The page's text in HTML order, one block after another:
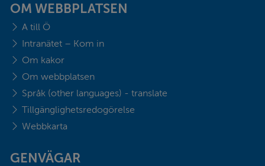
OM WEBBPLATSEN
A till Ö
Intranätet – Kom in
Om kakor
Om webbplatsen
Språk (other languages) - translate
Tillgänglighetsredogörelse
Webbkarta
GENVÄGAR